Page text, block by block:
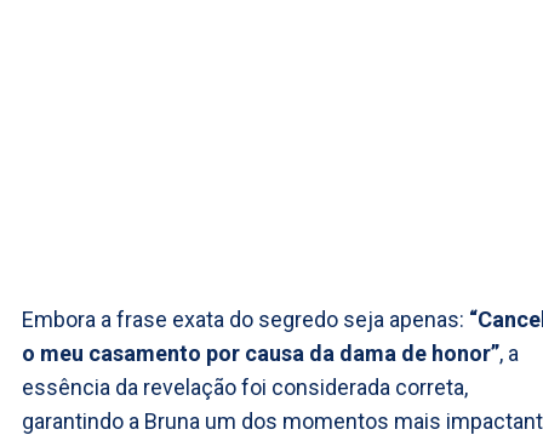
Embora a frase exata do segredo seja apenas:
o meu casamento por causa da dama de honor”, a
essência da revelação foi considerada correta,
garantindo a Bruna um dos momentos mais